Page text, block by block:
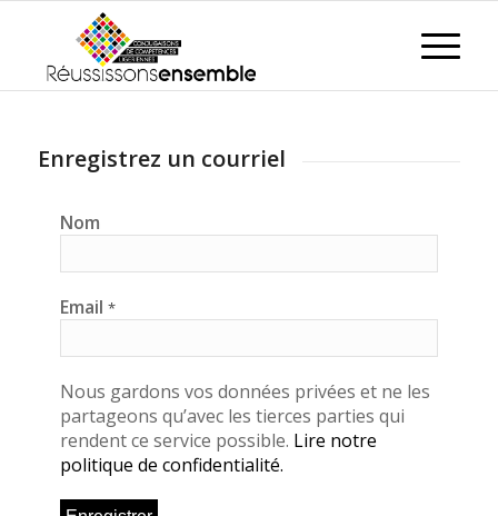
Enregistrez un courriel
Nom
Email *
Nous gardons vos données privées et ne les
partageons qu’avec les tierces parties qui
rendent ce service possible. Lire notre
politique de confidentialité.